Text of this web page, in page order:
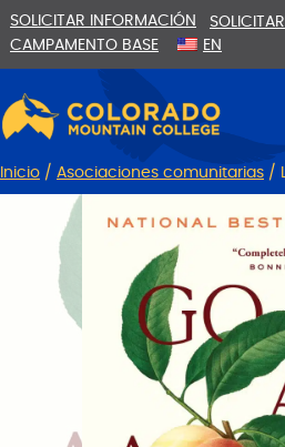
al
contenido
la
SOLICITAR INFORMACIÓN
SOLICITAR
CAMPAMENTO BASE
EN
Inicio / Asociaciones comunitarias /